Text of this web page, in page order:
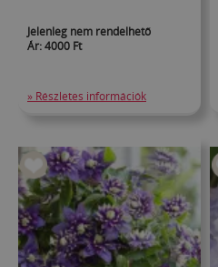
Jelenleg nem rendelhető
Ár: 4000 Ft
» Részletes információk